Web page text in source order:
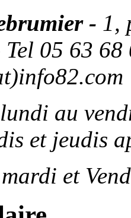
- 1,
05 63
au
et jeudis
et